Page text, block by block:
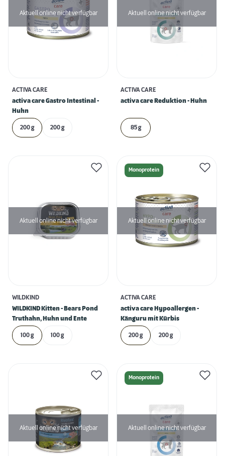
Aktuell online nicht verfügbar
ACTIVA CARE
activa care Gastro Intestinal -
Huhn
200 g 200 g
Aktuell online nicht verfügbar
ACTIVA CARE
activa care Reduktion - Huhn
85 g
Aktuell online nicht verfügbar
WILDKIND
WILDKIND Kitten - Bears Pond
Truthahn, Huhn und Ente
100 g 100 g
Monoprotein
Aktuell online nicht verfügbar
ACTIVA CARE
activa care Hypoallergen -
Känguru mit Kürbis
200 g 200 g
Aktuell online nicht verfügbar
Monoprotein
Aktuell online nicht verfügbar